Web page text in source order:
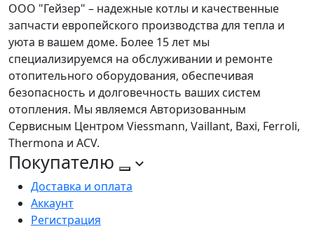
ООО "Гейзер" – надежные котлы и качественные
запчасти европейского производства для тепла и
уюта в вашем доме. Более 15 лет мы
специализируемся на обслуживании и ремонте
отопительного оборудования, обеспечивая
безопасность и долговечность ваших систем
отопления. Мы являемся Авторизованным
Сервисным Центром Viessmann, Vaillant, Baxi, Ferroli,
Thermona и ACV.
Покупателю
Доставка и оплата
Аккаунт
Регистрация